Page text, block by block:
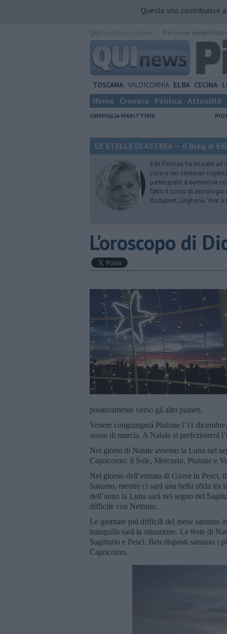
Questo sito contribuisce
TOSCANA VALDICORNIA ELBA CECINA
Home Cronaca Politica Attualità
CAMPIGLIA MARITTIMA
LE STELLE DI ASTREA — il Blog di
Edit Permay ha iniziato ad
corsi e nei seminari
partecipato a numerose
fatto il corso di astrologia
Budapest, Ungheria. Vive a
​L’oroscopo di
positivamente verso gli altri pianeti.
Venere congiungerá Plutone l’11
senso di marcia. A Natale si perfezionerá
Nei giorni di Natale avremo la Luna nel
Capricorno: il Sole, Mercurio, Plutone e
Nel giorno dell’entrata di Giove in Pesci,
Saturno, mentre ci sará una bella sfida
dell’anno la Luna sará nel segno del
difficile con Nettuno.
Le giornate piú difficili del mese saranno
tranquilla sará la situazione. Le feste di
Sagittario e Pesci. Ben disposti saranno i
Capricorno.